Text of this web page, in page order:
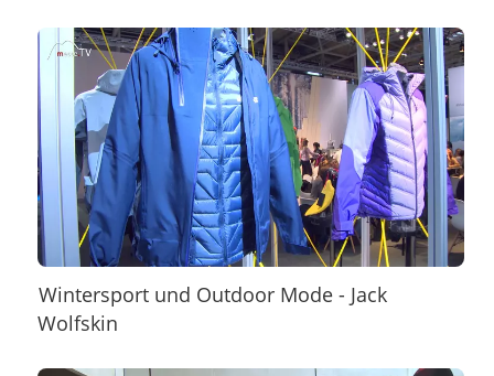
Wintersport und Outdoor Mode - Jack
Wolfskin